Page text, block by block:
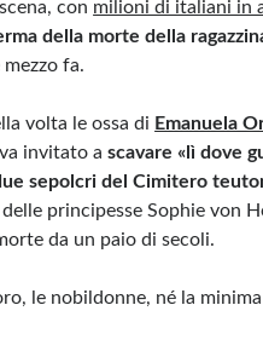
con milioni di italiani in
della morte della
fa.
volta le ossa di Emanuela
invitato a scavare «lì dove
sepolcri del Cimitero
principesse Sophie von
da un paio di secoli.
le nobildonne, né la